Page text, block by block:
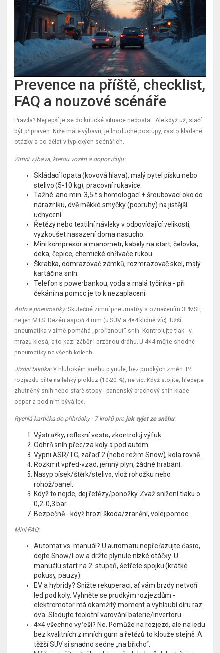
Prevence na příště, checklist,
FAQ a nouzové scénáře
Pravda? Nejlepší je se do kritické situace nedostat. Ale když už, stačí
být připraven. Níže máte výbavu, jednoduché postupy, často kladené
otázky a co dělat v typických scénářích.
Zimní výbava, kterou vozím a doporučuju:
Skládací lopata (kovová hlava), malý pytel písku nebo
stelivo (5-10 kg), pracovní rukavice.
Tažné lano min. 3,5 t s homologací + šroubovací oko do
nárazníku, dvě měkké smyčky (popruhy) na jistější
uchycení.
Řetězy nebo textilní návleky v odpovídající velikosti,
vyzkoušet nasazení doma nasucho.
Mini kompresor a manometr, kabely na start, čelovka,
deka, čepice, chemické ohřívače rukou.
Škrabka, odmrazovač zámků, rozmrazovač skel, malý
kartáč na sníh.
Telefon s powerbankou, voda a malá tyčinka - při
čekání na pomoc je to k nezaplacení.
Auto a pneumatiky:Skutečné zimní pneumatiky s označením 3PMSF,
ne jen M+S. Dezén aspoň 4 mm (u SUV a 4×4 klidně víc). Užší
pneumatika v zimě pomáhá „proříznout“ sníh. Kontrolujte tlak - v
mrazu klesá, a to kazí záběr i brzdnou dráhu. U 4×4 mějte shodné
pneumatiky na všech kolech.
Jízdní taktika:V hlubokém sněhu plynule, bez prudkých změn. Při
rozjezdu cílte na lehký prokluz (10-20 %), ne víc. Když stojíte, hledejte
zhutněný sníh nebo staré stopy - panenský prachový sníh klade
odpor a pod ním bývá led.
Rychlá kartička do přihrádky - 7 kroků pro jak vyjet ze sněhu:
Výstražky, reflexní vesta, zkontroluj výfuk.
Odhrň sníh před/za koly a pod autem.
Vypni ASR/TC, zařaď 2 (nebo režim Snow), kola rovně.
Rozkmit vpřed-vzad, jemný plyn, žádné hrabání.
Nasyp písek/štěrk/stelivo, vlož rohožku nebo
rohož/panel.
Když to nejde, dej řetězy/ponožky. Zvaž snížení tlaku o
0,2-0,3 bar.
Bezpečně - když hrozí škoda/zranění, volej pomoc.
Mini-FAQ:
Automat vs. manuál? U automatu nepřeřazujte často,
dejte Snow/Low a držte plynule nízké otáčky. U
manuálu start na 2. stupeň, šetřete spojku (krátké
pokusy, pauzy).
EV a hybridy? Snižte rekuperaci, ať vám brzdy netvoří
led pod koly. Vyhněte se prudkým rozjezdům -
elektromotor má okamžitý moment a vyhloubí díru raz
dva. Sledujte teplotní varování baterie/invertoru.
4×4 všechno vyřeší? Ne. Pomůže na rozjezd, ale na ledu
bez kvalitních zimních gum a řetězů to klouže stejně. A
těžší SUV si snadno sedne „na břicho“.